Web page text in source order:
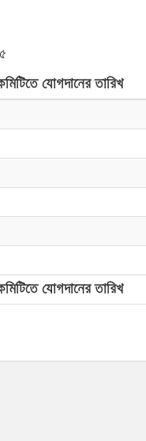
যোগদানের তারিখ
যোগদানের তারিখ